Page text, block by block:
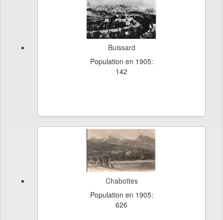
Buissard
Population en 1905:
142
Chabottes
Population en 1905:
626